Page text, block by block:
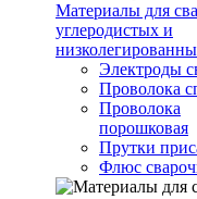
Материалы для
углеродистых и
Электроды
Проволока
Проволока
порошковая
Прутки
Флюс